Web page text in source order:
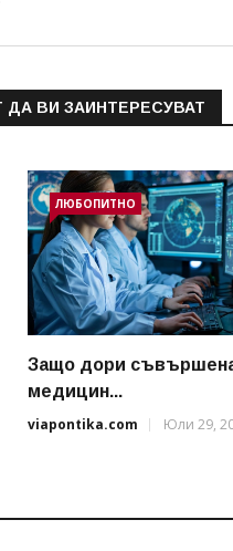
ВИ ЗАИНТЕРЕСУВАТ
ЛЮБОПИТНО
Защо дори
медицин...
viapontika.com
Юли 29,